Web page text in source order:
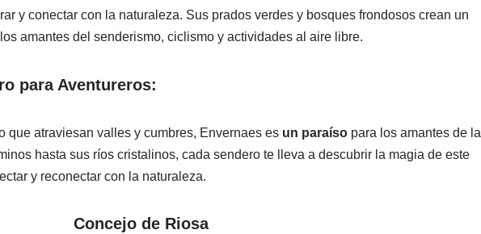
y conectar con la naturaleza. Sus prados verdes y bosques frondosos crean un
amantes del senderismo, ciclismo y actividades al aire libre.
para Aventureros:
que atraviesan valles y cumbres, Envernaes es un paraísopara los amantes de la
hasta sus ríos cristalinos, cada sendero te lleva a descubrir la magia de este
y reconectar con la naturaleza.
Concejo de Riosa